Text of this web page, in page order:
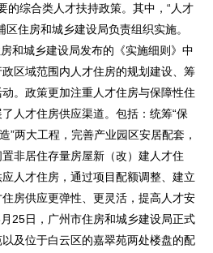
的综合类人才扶持政策。其中，“人才
住房和城乡建设局负责组织实施。
和城乡建设局发布的《实施细则》中
区域范围内人才住房的规划建设、筹
。政策更加注重人才住房与保障性住
人才住房供应渠道。包括：统筹“保
”两大工程，完善产业园区安居配套，
非居住存量房屋新（改）建人才住
人才住房，通过项目配额调整、建立
房供应更弹性、更灵活，提高人才安
25日，广州市住房和城乡建设局正式
及位于白云区的嘉翠苑两处楼盘的配